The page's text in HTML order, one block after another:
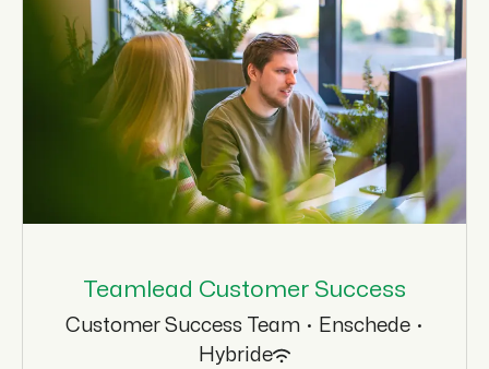
Teamlead Customer Success
Customer Success Team · Enschede ·
Hybride